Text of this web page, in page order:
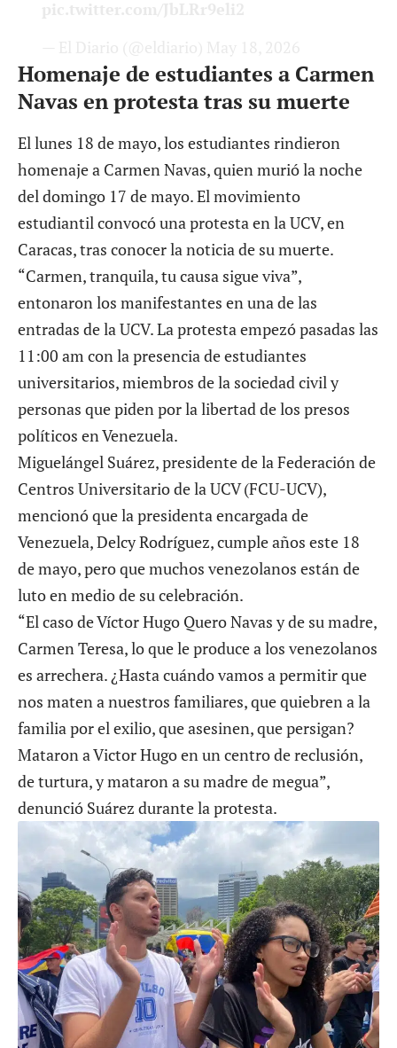
Homenaje de estudiantes a Carmen
Navas en protesta tras su muerte
El lunes 18 de mayo, los estudiantes rindieron
homenaje a Carmen Navas, quien murió la noche
del domingo 17 de mayo. El movimiento
estudiantil convocó una protesta en la UCV, en
Caracas, tras conocer la noticia de su muerte.
“Carmen, tranquila, tu causa sigue viva”,
entonaron los manifestantes en una de las
entradas de la UCV. La protesta empezó pasadas las
11:00 am con la presencia de estudiantes
universitarios, miembros de la sociedad civil y
personas que piden por la libertad de los presos
políticos en Venezuela.
Miguelángel Suárez, presidente de la Federación de
Centros Universitario de la UCV (FCU-UCV),
mencionó que la presidenta encargada de
Venezuela, Delcy Rodríguez, cumple años este 18
de mayo, pero que muchos venezolanos están de
luto en medio de su celebración.
“El caso de Víctor Hugo Quero Navas y de su madre,
Carmen Teresa, lo que le produce a los venezolanos
es arrechera. ¿Hasta cuándo vamos a permitir que
nos maten a nuestros familiares, que quiebren a la
familia por el exilio, que asesinen, que persigan?
Mataron a Victor Hugo en un centro de reclusión,
de turtura, y mataron a su madre de megua”,
denunció Suárez durante la protesta.